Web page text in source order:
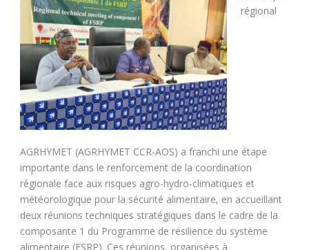
régional
AGRHYMET (AGRHYMET CCR-AOS) a franchi une étape
importante dans le renforcement de la coordination
régionale face aux risques agro-hydro-climatiques et
météorologique pour la sécurité alimentaire, en accueillant
deux réunions techniques stratégiques dans le cadre de la
composante 1 du Programme de résilience du système
alimentaire (FSRP). Ces réunions, organisées à